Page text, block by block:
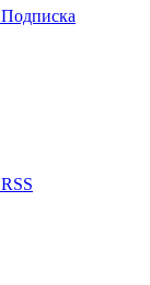
Подписка
RSS